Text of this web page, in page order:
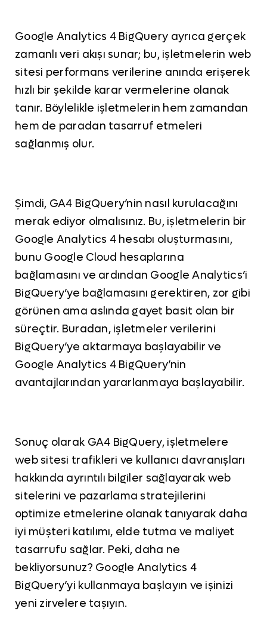
Google Analytics 4 BigQuery ayrıca gerçek
zamanlı veri akışı sunar; bu, işletmelerin web
sitesi performans verilerine anında erişerek
hızlı bir şekilde karar vermelerine olanak
tanır. Böylelikle işletmelerin hem zamandan
hem de paradan tasarruf etmeleri
sağlanmış olur.
Şimdi, GA4 BigQuery’nin nasıl kurulacağını
merak ediyor olmalısınız. Bu, işletmelerin bir
Google Analytics 4 hesabı oluşturmasını,
bunu Google Cloud hesaplarına
bağlamasını ve ardından Google Analytics’i
BigQuery’ye bağlamasını gerektiren, zor gibi
görünen ama aslında gayet basit olan bir
süreçtir. Buradan, işletmeler verilerini
BigQuery’ye aktarmaya başlayabilir ve
Google Analytics 4 BigQuery’nin
avantajlarından yararlanmaya başlayabilir.
Sonuç olarak GA4 BigQuery, işletmelere
web sitesi trafikleri ve kullanıcı davranışları
hakkında ayrıntılı bilgiler sağlayarak web
sitelerini ve pazarlama stratejilerini
optimize etmelerine olanak tanıyarak daha
iyi müşteri katılımı, elde tutma ve maliyet
tasarrufu sağlar. Peki, daha ne
bekliyorsunuz? Google Analytics 4
BigQuery’yi kullanmaya başlayın ve işinizi
yeni zirvelere taşıyın.